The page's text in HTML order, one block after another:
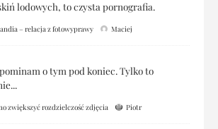
lodowych, to czysta pornografia.
– relacja z fotowyprawy Maciej
o tym pod koniec. Tylko to
zwiększyć rozdzielczość zdjęcia Piotr